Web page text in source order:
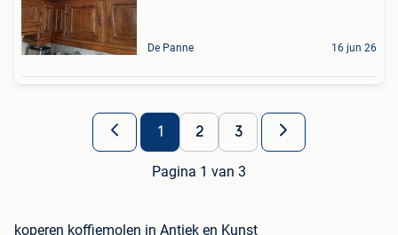
De Panne 16 jun 26
1 2 3
Pagina 1 van 3
koperen koffiemolen in Antiek en Kunst